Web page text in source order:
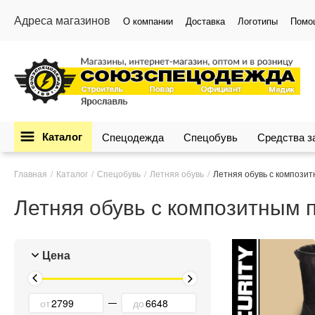
Адреса магазинов О компании Доставка Логотипы
Каталог Спецодежда Спецобувь Средства
Главная Каталог Спецобувь Летняя обувь Летняя обувь с
Летняя обувь с композитным
Цена
от до